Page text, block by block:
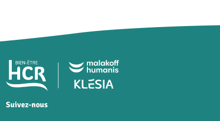
Pied de page HCR Bien-Être
Suivez-nous